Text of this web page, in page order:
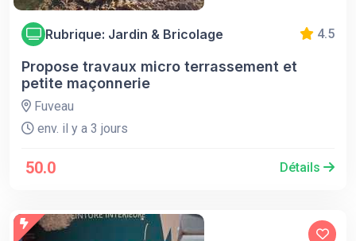
Rubrique: Jardin & Bricolage 4.5
Propose travaux micro terrassement et
petite maçonnerie
Fuveau
env. il y a 3 jours
50.0 Détails